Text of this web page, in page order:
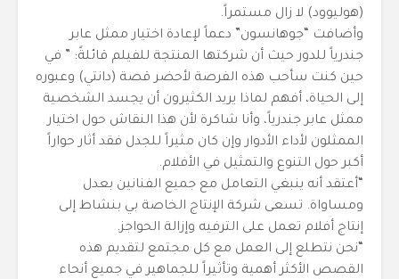
(هوليوود) لا زال مستمراً.
وأضافت “جوهانسون” دعماً لإعادة اختيار ممثل عابر
جندرياً للدور حيث أن شركتها المنتجة للفيلم قائلةً: ” في
حين كنت سأحب هذه الفرصة لأحضر قصة (دانتي) وعبوره
إلى الحياة، أفهم لماذا يريد الكثيرون أن يجسد الشخصية
ممثل عابر جندرياً، وأنا شاكرة لأن هذا النقاش حول اختيار
الممثلون لأداء الأدوار وإن كان مثيراً للجدل فقد أثار حواراً
أكبر حول التنوع والتمثيل في الأفلام.
“أعتقد أنه ينبغي التعامل مع جميع الفنانين بعدل
ومساواة. تسعى شركة الإنتاج الخاصة بي بنشاط إلى
إنتاج أفلام تعمل على الترفيه وإزالة الحواجز.
“نحن نتطلع إلى العمل مع كل مجتمع لتقديم هذه
القصص الأكثر أهمية وتأثيراً للجماهير في جميع أنحاء